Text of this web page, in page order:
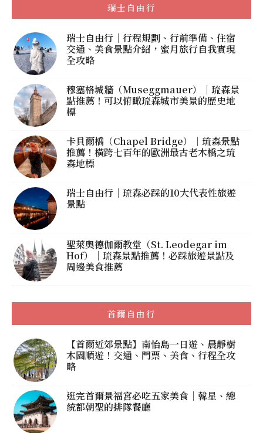
瑞士自由行
瑞士自由行｜行程規劃、行前準備、住宿
交通、美食景點介紹，蜜月旅行自我實現
全攻略
穆塞格城牆（Museggmauer）｜琉森景
點推薦！可以俯瞰琉森城市美景的歷史地
標
卡貝爾橋（Chapel Bridge）｜琉森景點
推薦！橫跨七百年的歐洲最古老木橋之琉
森地標
瑞士自由行｜琉森必踩的10大代表性旅遊
景點
聖萊奧德伽爾教堂（St. Leodegar im
Hof）｜琉森景點推薦！必踩旅遊景點及
周邊美食推薦
首爾自由行
【首爾近郊景點】南怡島一日遊、晨靜樹
木園順遊！交通、門票、美食、行程全攻
略
逛完首爾景福宮必吃五家美食｜韓星、總
統都朝聖的排隊餐廳